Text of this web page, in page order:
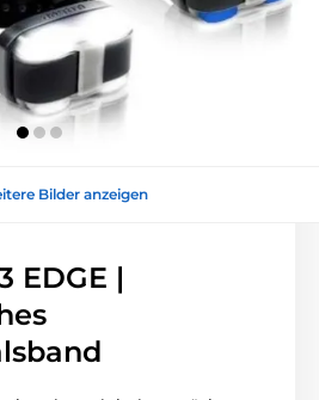
Bilder anzeigen
EDGE |